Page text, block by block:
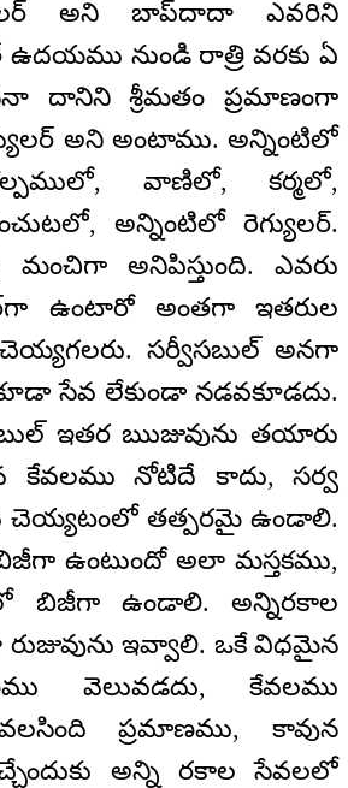
అని బాప్‌దాదా ఎవరిని
నుండి రాత్రి వరకు ఏ
దానిని శ్రీమతం ప్రమాణంగా
అని అంటాము. అన్నింటిలో
వాణిలో, కర్మలో,
అన్నింటిలో రెగ్యులర్.
మంచిగా అనిపిస్తుంది. ఎవరు
ఉంటారో అంతగా ఇతరుల
సర్వీసబుల్ అనగా
సేవ లేకుండా నడవకూడదు.
ఇతర ఋజువును తయారు
కేవలము నోటిదే కాదు, సర్వ
చెయ్యటంలో తత్పరమై ఉండాలి.
ఉంటుందో అలా మస్తకము,
బిజీగా ఉండాలి. అన్నిరకాల
ఇవ్వాలి. ఒకే విధమైన
వెలువడదు, కేవలము
ప్రమాణము, కావున
అన్ని రకాల సేవలలో